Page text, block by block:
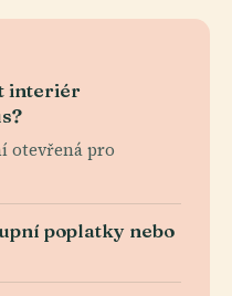
interiér
otevřená pro
poplatky nebo